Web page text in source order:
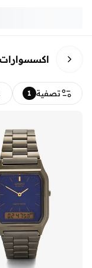
اكسسوارات
تصفية 1